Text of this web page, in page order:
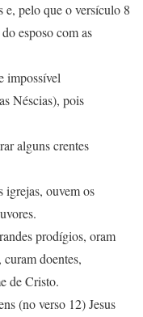
e, pelo que o versículo 8
esposo com as
impossível
Néscias), pois
alguns crentes
igrejas, ouvem os
prodígios, oram
doentes,
de Cristo.
(no verso 12) Jesus